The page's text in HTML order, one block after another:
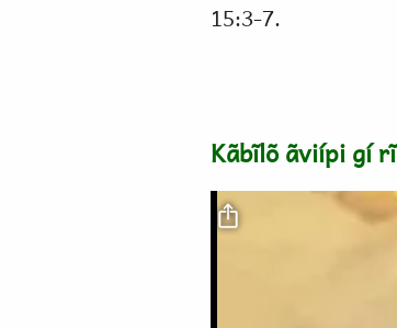
15:3-7.
Video file
Kãbĩlõ ãviípi gí rĩ